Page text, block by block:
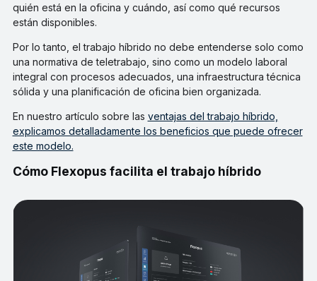
quién está en la oficina y cuándo, así como qué recursos
están disponibles.
Por lo tanto, el trabajo híbrido no debe entenderse solo como
una normativa de teletrabajo, sino como un modelo laboral
integral con procesos adecuados, una infraestructura técnica
sólida y una planificación de oficina bien organizada.
En nuestro artículo sobre las ventajas del trabajo híbrido,
explicamos detalladamente los beneficios que puede ofrecer
este modelo.
Cómo Flexopus facilita el trabajo híbrido